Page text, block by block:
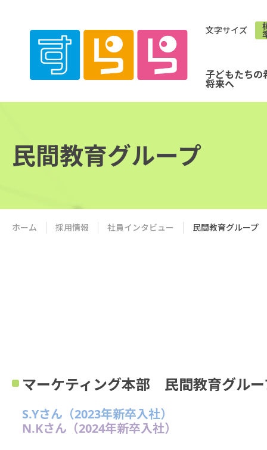
文字サイズ
子どもたちの
将来へ
民間教育グループ
ホーム 採用情報 社員インタビュー 民間教育グループ
マーケティング本部 民間教育グル
S.Yさん（2023年新卒入社）
N.Kさん（2024年新卒入社）